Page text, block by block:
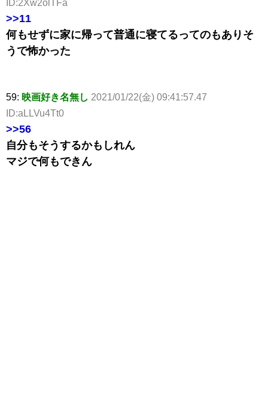
ID:2Xw2olTFa
>>11
何もせずに家に帰って普通に寝てるってのもありそ
うで怖かった
59: 映画好き名無し 2021/01/22(金) 09:41:57.47
ID:aLLVu4Tt0
>>56
自分もそうするかもしれん
マジで何もできん